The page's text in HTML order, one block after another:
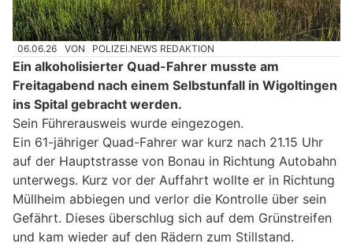
06.06.26 VON POLIZEI.NEWS REDAKTION
Ein alkoholisierter Quad-Fahrer musste am
Freitagabend nach einem Selbstunfall in Wigoltingen
ins Spital gebracht werden.
Sein Führerausweis wurde eingezogen.
Ein 61-jähriger Quad-Fahrer war kurz nach 21.15 Uhr
auf der Hauptstrasse von Bonau in Richtung Autobahn
unterwegs. Kurz vor der Auffahrt wollte er in Richtung
Müllheim abbiegen und verlor die Kontrolle über sein
Gefährt. Dieses überschlug sich auf dem Grünstreifen
und kam wieder auf den Rädern zum Stillstand.